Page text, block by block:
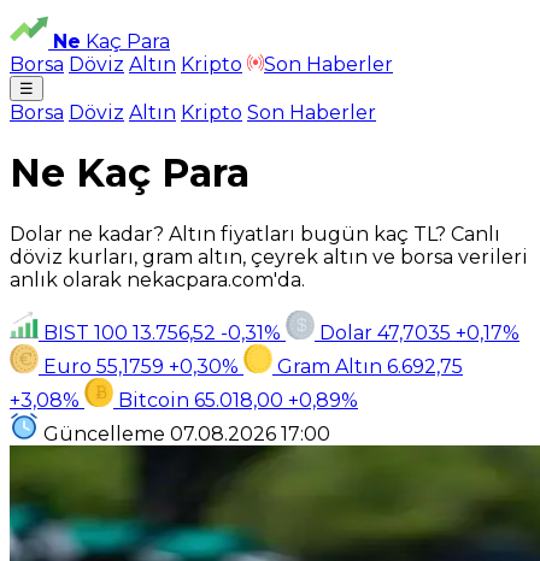
Ne Kaç Para
Borsa Döviz Altın Kripto Son Haberler
☰
Borsa Döviz Altın Kripto Son Haberler
Ne Kaç Para
Dolar ne kadar? Altın fiyatları bugün kaç TL? Canlı
döviz kurları, gram altın, çeyrek altın ve borsa verileri
anlık olarak nekacpara.com'da.
BIST 100 13.756,52 -0,31% Dolar 47,7035 +0,17%
Euro 55,1759 +0,30% Gram Altın 6.692,75
+3,08%
Bitcoin 65.018,00 +0,89%
Güncelleme 07.08.2026 17:00